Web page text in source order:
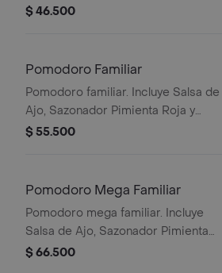
Pepperoncini.
$ 46.500
Pomodoro Familiar
Pomodoro familiar. Incluye Salsa de
Ajo, Sazonador Pimienta Roja y
Pepperoncini.
$ 55.500
Pomodoro Mega Familiar
Pomodoro mega familiar. Incluye
Salsa de Ajo, Sazonador Pimienta
Roja y Pepperoncini.
$ 66.500